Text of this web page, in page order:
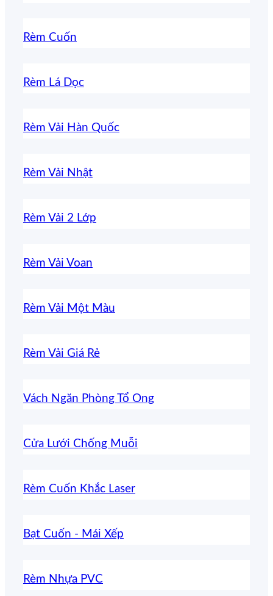
Rèm Cuốn
Rèm Lá Dọc
Rèm Vải Hàn Quốc
Rèm Vải Nhật
Rèm Vải 2 Lớp
Rèm Vải Voan
Rèm Vải Một Màu
Rèm Vải Giá Rẻ
Vách Ngăn Phòng Tổ Ong
Cửa Lưới Chống Muỗi
Rèm Cuốn Khắc Laser
Bạt Cuốn - Mái Xếp
Rèm Nhựa PVC